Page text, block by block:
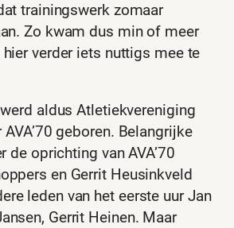
trainingswerk zomaar
Zo kwam dus min of meer
verder iets nuttigs mee te
aldus Atletiekvereniging
geboren. Belangrijke
de oprichting van AVA’70
en Gerrit Heusinkveld
leden van het eerste uur Jan
Gerrit Heinen. Maar